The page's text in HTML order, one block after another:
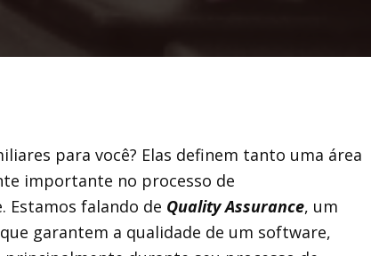
para você? Elas definem tanto uma área
importante no processo de
Estamos falando de Quality Assurance, um
garantem a qualidade de um software,